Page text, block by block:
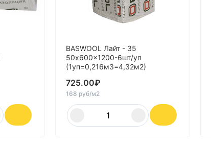
BASWOOL Лайт - 35
50x600x1200-6шт/уп
(1уп=0,216м3=4,32м2)
725.00₽
168 руб/м2